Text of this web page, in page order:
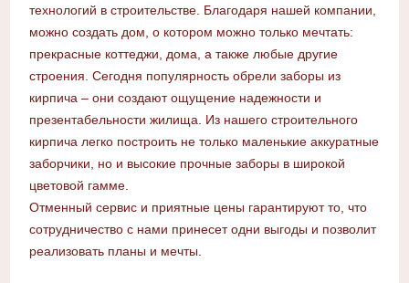
технологий в строительстве. Благодаря нашей компании,
можно создать дом, о котором можно только мечтать:
прекрасные коттеджи, дома, а также любые другие
строения. Сегодня популярность обрели заборы из
кирпича – они создают ощущение надежности и
презентабельности жилища. Из нашего строительного
кирпича легко построить не только маленькие аккуратные
заборчики, но и высокие прочные заборы в широкой
цветовой гамме.
Отменный сервис и приятные цены гарантируют то, что
сотрудничество с нами принесет одни выгоды и позволит
реализовать планы и мечты.